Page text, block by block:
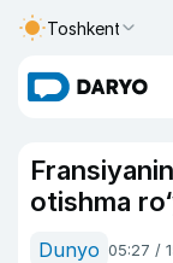
Toshkent
otishma
Dunyo 05:27 /